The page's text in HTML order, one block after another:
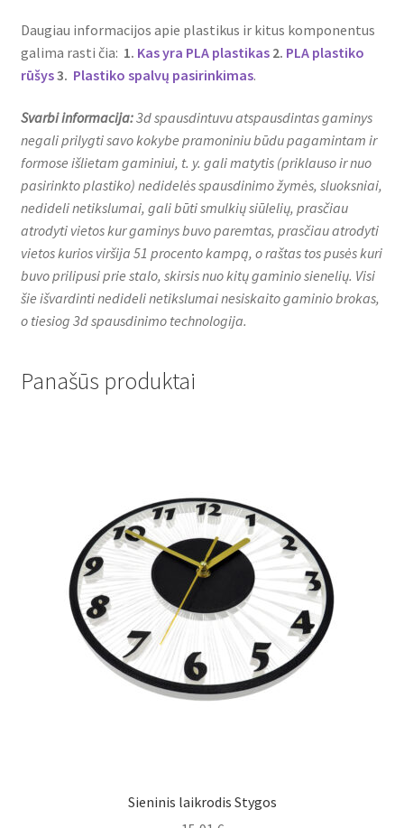
Daugiau informacijos apie plastikus ir kitus komponentus
galima rasti čia: 1. Kas yra PLA plastikas 2. PLA plastiko
rūšys3. Plastiko spalvų pasirinkimas.
Svarbi informacija:3d spausdintuvu atspausdintas gaminys
negali prilygti savo kokybe pramoniniu būdu pagamintam ir
formose išlietam gaminiui, t. y. gali matytis (priklauso ir nuo
pasirinkto plastiko) nedidelės spausdinimo žymės, sluoksniai,
nedideli netikslumai, gali būti smulkių siūlelių, prasčiau
atrodyti vietos kur gaminys buvo paremtas, prasčiau atrodyti
vietos kurios viršija 51 procento kampą, o raštas tos pusės kuri
buvo prilipusi prie stalo, skirsis nuo kitų gaminio sienelių. Visi
šie išvardinti nedideli netikslumai nesiskaito gaminio brokas,
o tiesiog 3d spausdinimo technologija.
Panašūs produktai
Sieninis laikrodis Stygos